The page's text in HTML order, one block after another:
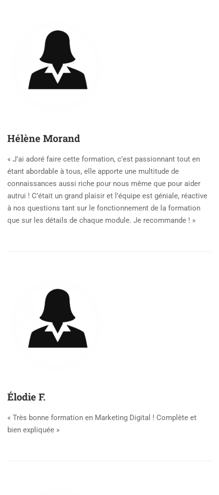
Hélène Morand
« J’ai adoré faire cette formation, c’est passionnant tout en
étant abordable à tous, elle apporte une multitude de
connaissances aussi riche pour nous même que pour aider
autrui ! C’était un grand plaisir et l’équipe est géniale, réactive
à nos questions tant sur le fonctionnement de la formation
que sur les détails de chaque module. Je recommande ! »
Élodie F.
« Très bonne formation en Marketing Digital ! Complète et
bien expliquée »